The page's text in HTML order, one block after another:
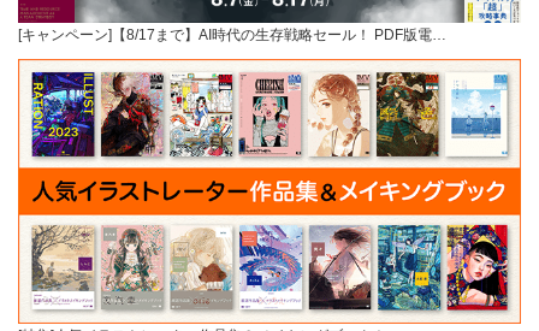
[キャンペーン]【8/17まで】AI時代の生存戦略セール！ PDF版電…